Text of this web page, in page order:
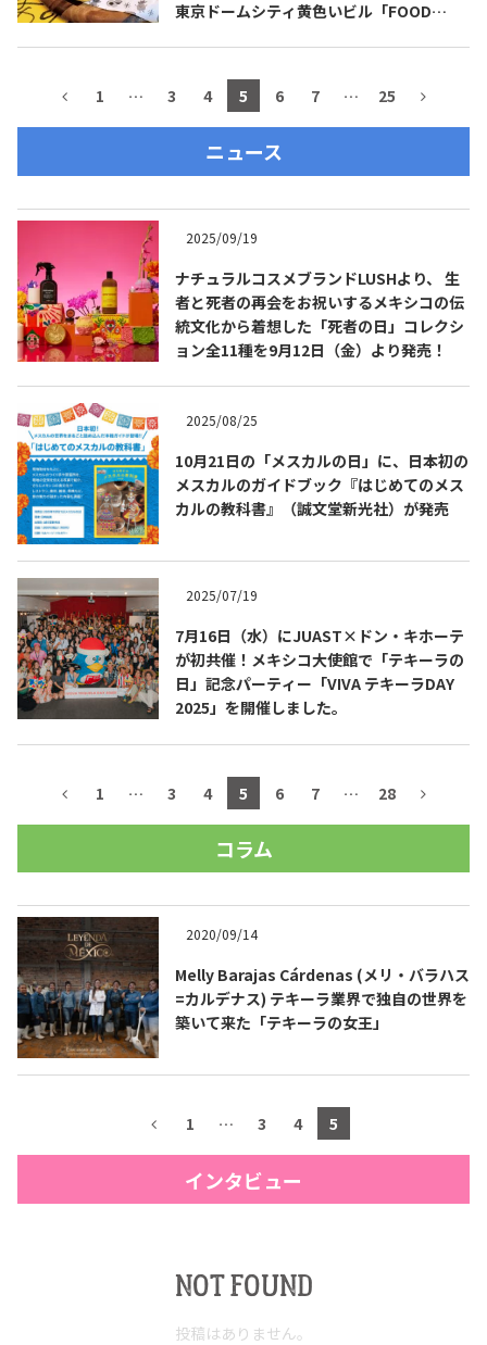
東京ドームシティ黄色いビル「FOOD
1 … 3 4 5 6 7 … 25
ニュース
2025/09/19
ナチュラルコスメブランドLUSHより、 生
者と死者の再会をお祝いするメキシコの伝
統文化から着想した「死者の日」コレクシ
ョン全11種を9月12日（金）より発売！
2025/08/25
10月21日の「メスカルの日」に、日本初の
メスカルのガイドブック『はじめてのメス
カルの教科書』（誠文堂新光社）が発売
2025/07/19
7月16日（水）にJUAST×ドン・キホーテ
が初共催！メキシコ大使館で「テキーラの
日」記念パーティー「VIVA テキーラDAY
2025」を開催しました。
1 … 3 4 5 6 7 … 28
コラム
2020/09/14
Melly Barajas Cárdenas (メリ・バラハス
=カルデナス) テキーラ業界で独自の世界を
築いて来た「テキーラの女王」
1 … 3 4 5
インタビュー
NOT FOUND
投稿はありません。